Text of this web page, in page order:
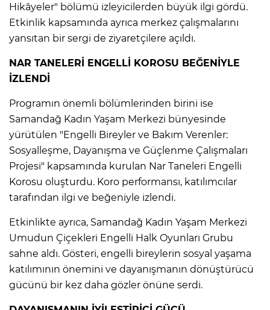
Hikâyeler" bölümü izleyicilerden büyük ilgi gördü.
Etkinlik kapsamında ayrıca merkez çalışmalarını
yansıtan bir sergi de ziyaretçilere açıldı.
NAR TANELERİ ENGELLİ KOROSU BEĞENİYLE
İZLENDİ
Programın önemli bölümlerinden birini ise
Samandağ Kadın Yaşam Merkezi bünyesinde
yürütülen "Engelli Bireyler ve Bakım Verenler:
Sosyalleşme, Dayanışma ve Güçlenme Çalışmaları
Projesi" kapsamında kurulan Nar Taneleri Engelli
Korosu oluşturdu. Koro performansı, katılımcılar
tarafından ilgi ve beğeniyle izlendi.
Etkinlikte ayrıca, Samandağ Kadın Yaşam Merkezi
Umudun Çiçekleri Engelli Halk Oyunları Grubu
sahne aldı. Gösteri, engelli bireylerin sosyal yaşama
katılımının önemini ve dayanışmanın dönüştürücü
gücünü bir kez daha gözler önüne serdi.